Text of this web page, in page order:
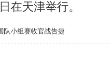
在天津举行。
队小组赛收官战告捷